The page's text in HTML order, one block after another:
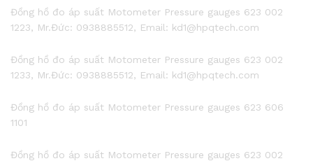
Đồng hồ đo áp suất Motometer Pressure gauges 623 002
1223, Mr.Đức: 0938885512, Email: kd1@hpqtech.com
Đồng hồ đo áp suất Motometer Pressure gauges 623 002
1233, Mr.Đức: 0938885512, Email: kd1@hpqtech.com
Đồng hồ đo áp suất Motometer Pressure gauges 623 606
1101
Đồng hồ đo áp suất Motometer Pressure gauges 623 002